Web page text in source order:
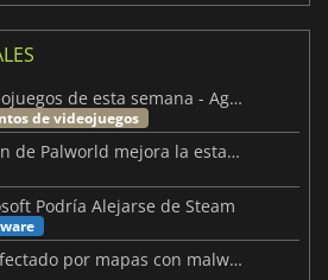
Lanzamientos de videojuegos de esta semana - Agosto de 2026 (semana 32)
de videojuegos
La última actualización de Palworld mejora la estabilidad
Podría Alejarse de Steam
Meccha Chameleon afectado por mapas con malware y Discord